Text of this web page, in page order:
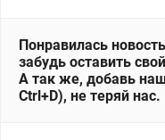
Понравилась
забудь оставить
А так же, добавь
Ctrl+D), не теряй нас.